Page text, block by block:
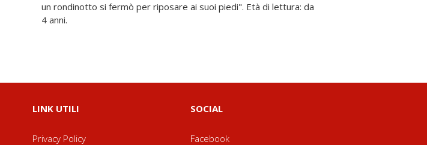
4 anni.
LINK UTILI
Privacy Policy
SOCIAL
Facebook